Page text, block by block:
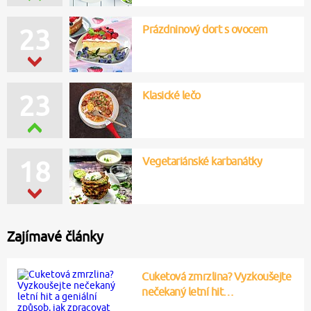
23 Prázdninový dort s ovocem
23 Klasické lečo
18 Vegetariánské karbanátky
Zajímavé články
Cuketová zmrzlina? Vyzkoušejte
nečekaný letní hit…